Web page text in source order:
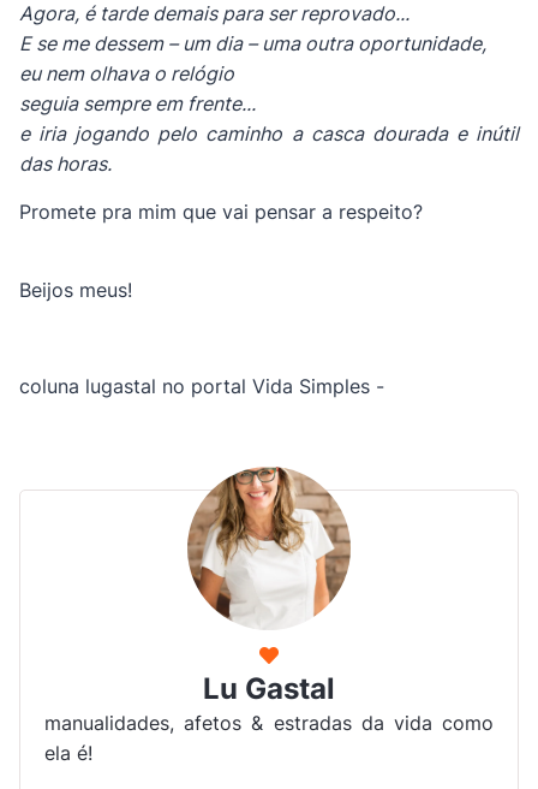
Agora, é tarde demais para ser reprovado...
E se me dessem – um dia – uma outra oportunidade,
eu nem olhava o relógio
seguia sempre em frente...
e iria jogando pelo caminho a casca dourada e inútil
das horas.
Promete pra mim que vai pensar a respeito?
Beijos meus!
coluna lugastal no portal Vida Simples -
Lu Gastal
manualidades, afetos & estradas da vida como
ela é!